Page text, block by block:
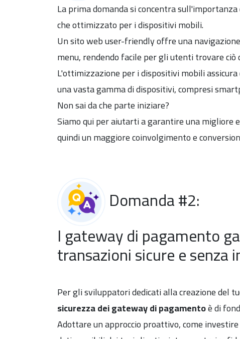
La prima domanda si concentra
che ottimizzato per i dispositivi mobili.
Un sito web user-friendly offre una
menu, rendendo facile per gli utenti trovare
L'ottimizzazione per i dispositivi mobili
una vasta gamma di dispositivi, compresi
Non sai da che parte iniziare?
Siamo qui per aiutarti a garantire una migliore
quindi un maggiore coinvolgimento e
Domanda #2:
I gateway di pagamento
transazioni sicure e senza
Per gli sviluppatori dedicati alla creazione del
sicurezza dei gateway di pagamentoè di
Adottare un approccio proattivo, come